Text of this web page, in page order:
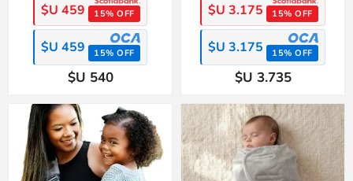
$U 459 15% OFF
$U 459 15% OFF
$U 540
$U 3.175 15% OFF
$U 3.175 15% OFF
$U 3.735